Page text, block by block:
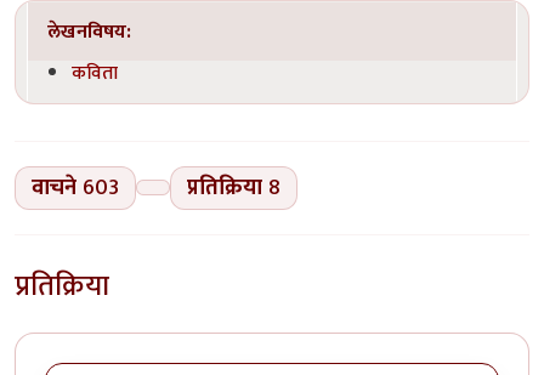
लेखनविषय:
कविता
वाचने 603 प्रतिक्रिया 8
प्रतिक्रिया